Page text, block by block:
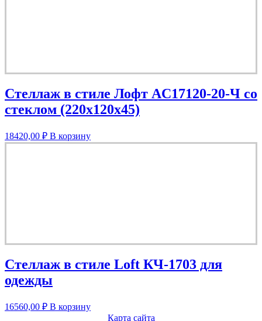
Стеллаж в стиле Лофт AС17120-20-Ч со
стеклом (220х120х45)
18420,00 ₽ В корзину
Стеллаж в стиле Loft КЧ-1703 для
одежды
16560,00 ₽ В корзину
Карта сайта